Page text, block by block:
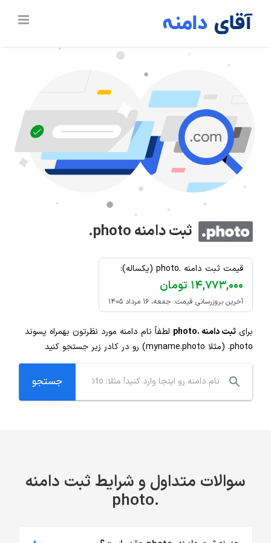
ثبت دامنه.photo
قیمت ثبت دامنه .photo (یکساله):
۱۴,۷۷۳,۰۰۰ تومان
آخرین بروزرسانی قیمت: جمعه، ۱۶ مرداد ۱۴۰۵
برای ثبت دامنه .photo
لطفاً نام دامنه مورد نظرتون بهمراه پسوند
.photo (مثلا myname.photo) رو در کادر زیر جستجو کنید
سوالات متداول و شرایط ثبت دامنه
.photo